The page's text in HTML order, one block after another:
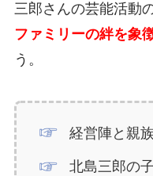
三郎さんの芸能活動
ファミリーの絆を象
う。
経営陣と親
北島三郎の